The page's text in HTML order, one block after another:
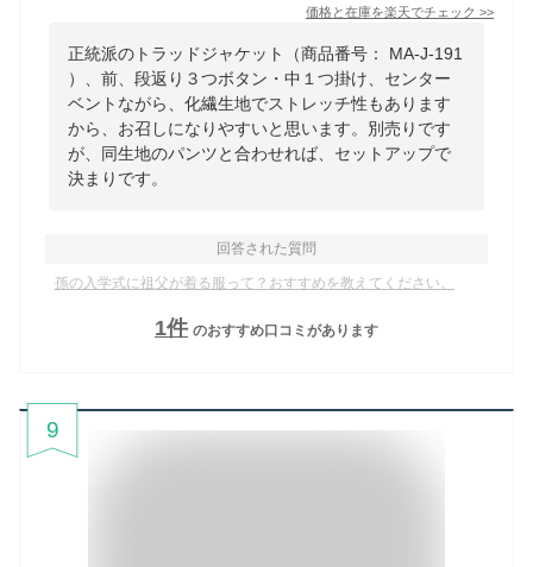
価格と在庫を楽天でチェック >>
正統派のトラッドジャケット（商品番号： MA-J-191
）、前、段返り３つボタン・中１つ掛け、センター
ベントながら、化繊生地でストレッチ性もあります
から、お召しになりやすいと思います。別売りです
が、同生地のパンツと合わせれば、セットアップで
決まりです。
回答された質問
孫の入学式に祖父が着る服って？おすすめを教えてください。
1件 のおすすめ口コミがあります
9